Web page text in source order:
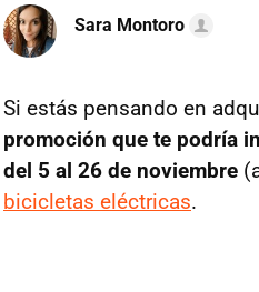
Sara Montoro
Si estás pensando en
promoción que te podría
del 5 al 26 de noviembre
bicicletas eléctricas.